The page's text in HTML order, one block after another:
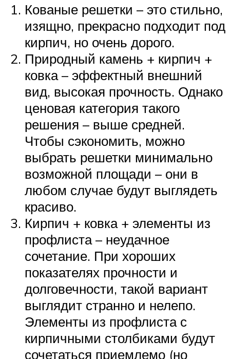
Кованые решетки – это стильно,
изящно, прекрасно подходит под
кирпич, но очень дорого.
Природный камень + кирпич +
ковка – эффектный внешний
вид, высокая прочность. Однако
ценовая категория такого
решения – выше средней.
Чтобы сэкономить, можно
выбрать решетки минимально
возможной площади – они в
любом случае будут выглядеть
красиво.
Кирпич + ковка + элементы из
профлиста – неудачное
сочетание. При хороших
показателях прочности и
долговечности, такой вариант
выглядит странно и нелепо.
Элементы из профлиста с
кирпичными столбиками будут
сочетаться приемлемо (но